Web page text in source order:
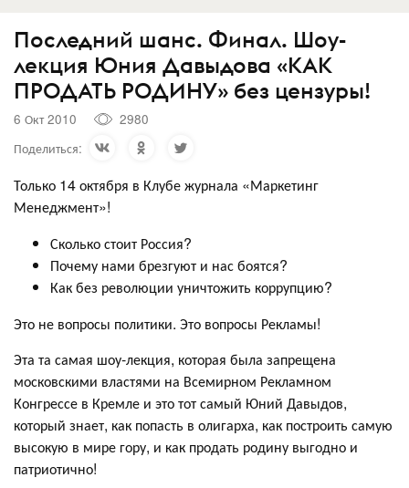
Последний шанс. Финал. Шоу-
лекция Юния Давыдова «КАК
ПРОДАТЬ РОДИНУ» без цензуры!
6 Окт 2010
2980
Поделиться:
Только 14 октября в Клубе журнала «Маркетинг
Менеджмент»!
Сколько стоит Россия?
Почему нами брезгуют и нас боятся?
Как без революции уничтожить коррупцию?
Это не вопросы политики. Это вопросы Рекламы!
Эта та самая шоу-лекция, которая была запрещена
московскими властями на Всемирном Рекламном
Конгрессе в Кремле и это тот самый Юний Давыдов,
который знает, как попасть в олигарха, как построить самую
высокую в мире гору, и как продать родину выгодно и
патриотично!